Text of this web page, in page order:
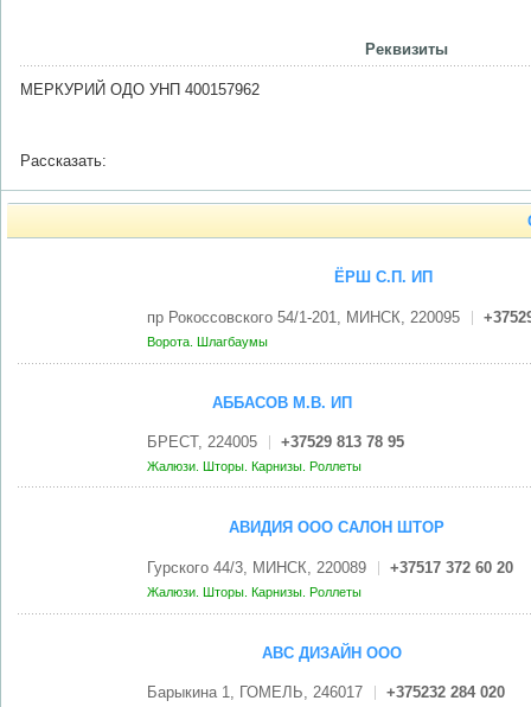
Реквизиты
МЕРКУРИЙ ОДО УНП 400157962
Рассказать:
ЁРШ С.П. ИП
пр Рокоссовского 54/1-201, МИНСК, 220095
Ворота. Шлагбаумы
АББАСОВ М.В. ИП
БРЕСТ, 224005 +37529 813 78 95
Жалюзи. Шторы. Карнизы. Роллеты
АВИДИЯ ООО САЛОН ШТОР
Гурского 44/3, МИНСК, 220089 +37517 372 60 20
Жалюзи. Шторы. Карнизы. Роллеты
АВС ДИЗАЙН ООО
Барыкина 1, ГОМЕЛЬ, 246017 +375232 284 020